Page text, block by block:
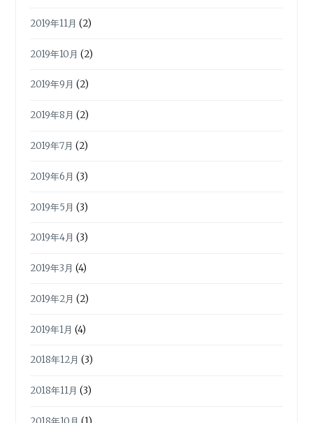
2019年11月 (2)
2019年10月 (2)
2019年9月 (2)
2019年8月 (2)
2019年7月 (2)
2019年6月 (3)
2019年5月 (3)
2019年4月 (3)
2019年3月 (4)
2019年2月 (2)
2019年1月 (4)
2018年12月 (3)
2018年11月 (3)